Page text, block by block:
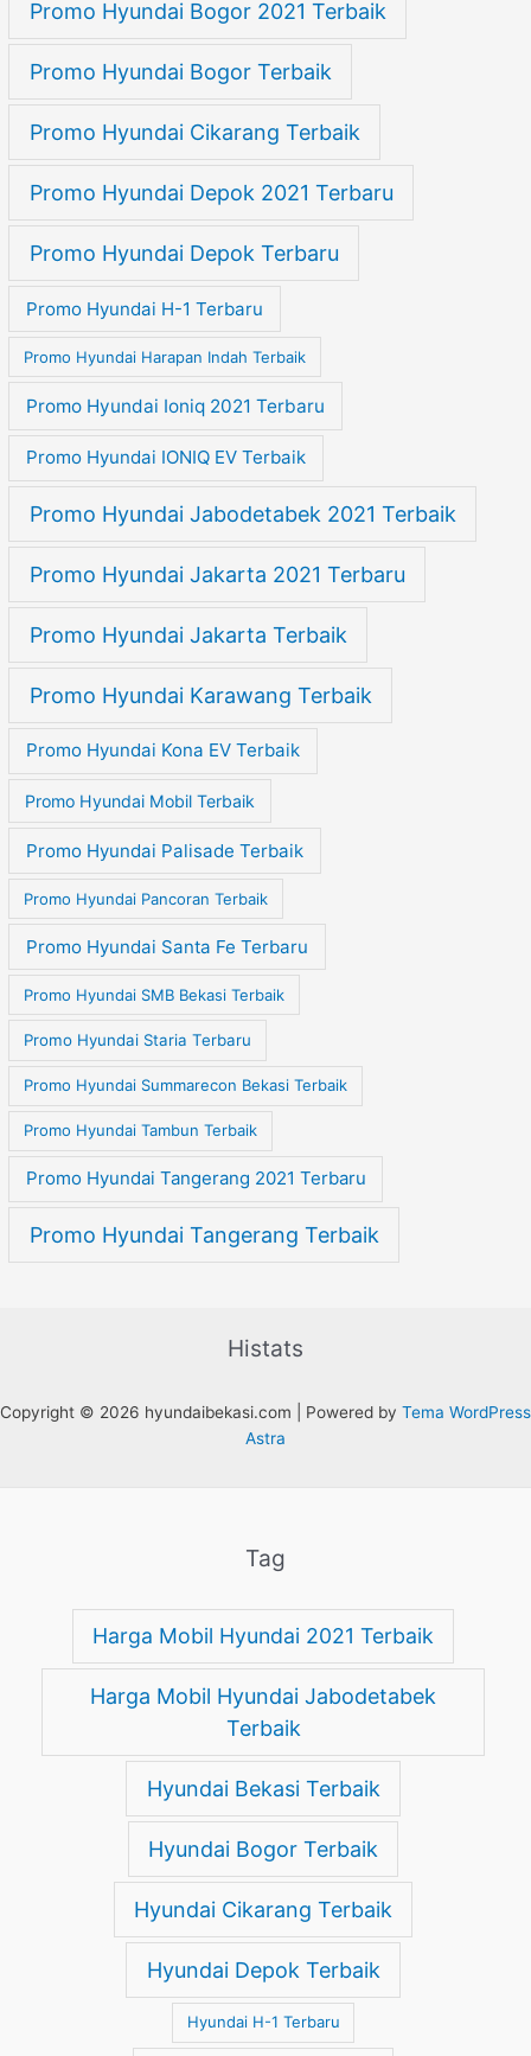
Promo Hyundai Bogor 2021 Terbaik
Promo Hyundai Bogor Terbaik
Promo Hyundai Cikarang Terbaik
Promo Hyundai Depok 2021 Terbaru
Promo Hyundai Depok Terbaru
Promo Hyundai H-1 Terbaru
Promo Hyundai Harapan Indah Terbaik
Promo Hyundai Ioniq 2021 Terbaru
Promo Hyundai IONIQ EV Terbaik
Promo Hyundai Jabodetabek 2021 Terbaik
Promo Hyundai Jakarta 2021 Terbaru
Promo Hyundai Jakarta Terbaik
Promo Hyundai Karawang Terbaik
Promo Hyundai Kona EV Terbaik
Promo Hyundai Mobil Terbaik
Promo Hyundai Palisade Terbaik
Promo Hyundai Pancoran Terbaik
Promo Hyundai Santa Fe Terbaru
Promo Hyundai SMB Bekasi Terbaik
Promo Hyundai Staria Terbaru
Promo Hyundai Summarecon Bekasi Terbaik
Promo Hyundai Tambun Terbaik
Promo Hyundai Tangerang 2021 Terbaru
Promo Hyundai Tangerang Terbaik
Histats
Copyright © 2026 hyundaibekasi.com | Powered by Tema WordPress
Astra
Tag
Harga Mobil Hyundai 2021 Terbaik
Harga Mobil Hyundai Jabodetabek
Terbaik
Hyundai Bekasi Terbaik
Hyundai Bogor Terbaik
Hyundai Cikarang Terbaik
Hyundai Depok Terbaik
Hyundai H-1 Terbaru